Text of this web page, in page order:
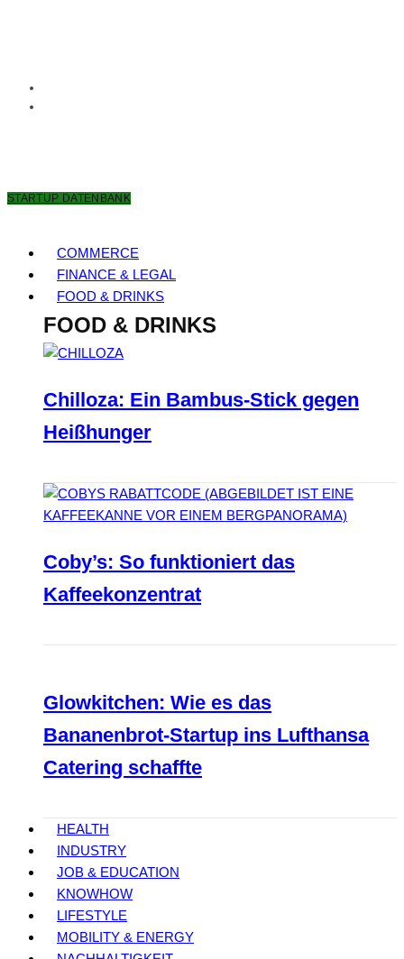
STARTUP DATENBANK
COMMERCE
FINANCE & LEGAL
FOOD & DRINKS
FOOD & DRINKS
Chilloza: Ein Bambus-Stick gegen
Heißhunger
Coby’s: So funktioniert das
Kaffeekonzentrat
Glowkitchen: Wie es das
Bananenbrot-Startup ins Lufthansa
Catering schaffte
HEALTH
INDUSTRY
JOB & EDUCATION
KNOWHOW
LIFESTYLE
MOBILITY & ENERGY